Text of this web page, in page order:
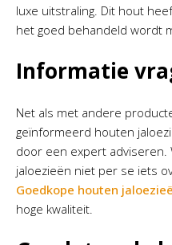
luxe uitstraling. Dit hout
het goed behandeld wordt
Informatie
Net als met andere
geïnformeerd houten
door een expert
jaloezieën niet per se iets
Goedkope houten
hoge kwaliteit.